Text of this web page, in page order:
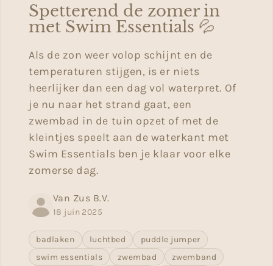
Spetterend de zomer in
met Swim Essentials 💦
Als de zon weer volop schijnt en de
temperaturen stijgen, is er niets
heerlijker dan een dag vol waterpret. Of
je nu naar het strand gaat, een
zwembad in de tuin opzet of met de
kleintjes speelt aan de waterkant met
Swim Essentials ben je klaar voor elke
zomerse dag.
Van Zus B.V.
18 juin 2025
badlaken luchtbed
puddle jumper
swim essentials
zwembad
zwemband